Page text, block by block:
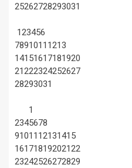
25262728293031
123456
7891011 1213
14151617181920
21222324252627
28293031
1
2345678
91011 12131415
16171819202122
23242526272829